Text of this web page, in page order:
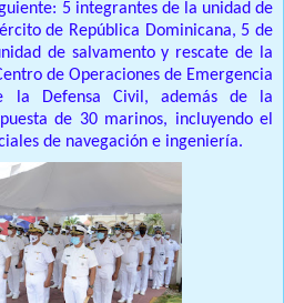
5 integrantes de la unidad de
de República Dominicana, 5 de
de salvamento y rescate de la
de Operaciones de Emergencia
la Defensa Civil, además de la
de 30 marinos, incluyendo el
de navegación e ingeniería.